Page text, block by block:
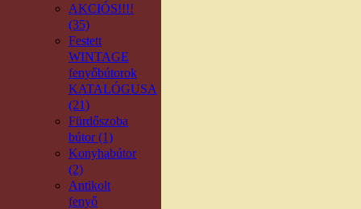
AKCIÓS!!!!
(35)
Festett
WINTAGE
fenyőbútorok
KATALÓGUSA
(21)
Fürdőszoba
bútor (1)
Konyhabútor
(2)
Antikolt
fenyő